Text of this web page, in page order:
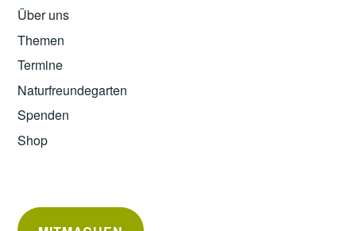
Über uns
Themen
Termine
Naturfreundegarten
Spenden
Shop